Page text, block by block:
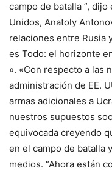
campo de batalla ”,
Unidos, Anatoly
relaciones entre Rusia
es Todo: el horizonte
«. «Con respecto a las
administración de EE.
armas adicionales a
nuestros supuestos
equivocada creyendo
en el campo de batalla
medios. “Ahora están